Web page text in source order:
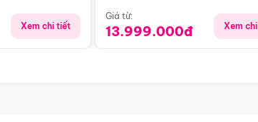
Xem chi tiết
Giá từ:
13.999.000đ Xem